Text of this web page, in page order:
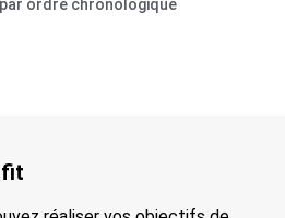
ordre chronologique